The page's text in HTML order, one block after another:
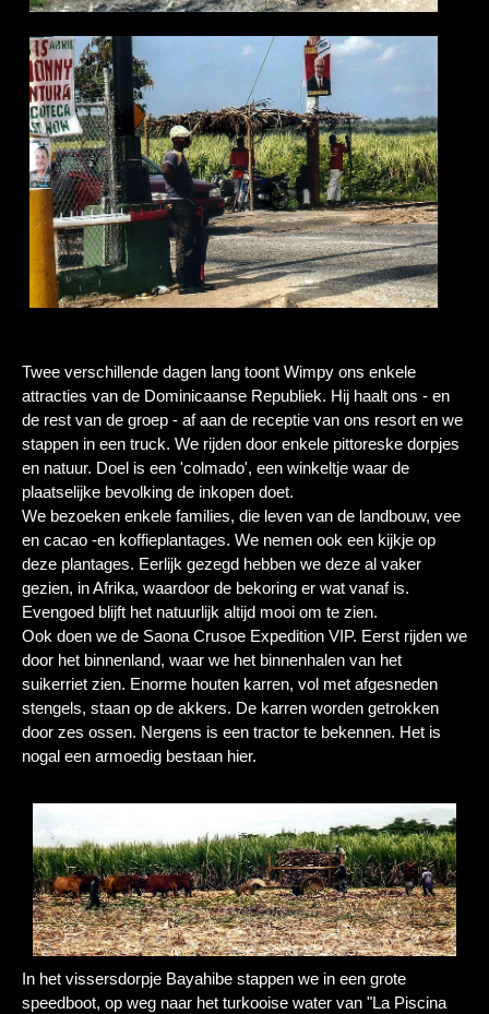
Twee verschillende dagen lang toont Wimpy ons enkele
attracties van de Dominicaanse Republiek. Hij haalt ons - en
de rest van de groep - af aan de receptie van ons resort en we
stappen in een truck. We rijden door enkele pittoreske dorpjes
en natuur. Doel is een 'colmado', een winkeltje waar de
plaatselijke bevolking de inkopen doet.
We bezoeken enkele families, die leven van de landbouw, vee
en cacao -en koffieplantages. We nemen ook een kijkje op
deze plantages. Eerlijk gezegd hebben we deze al vaker
gezien, in Afrika, waardoor de bekoring er wat vanaf is.
Evengoed blijft het natuurlijk altijd mooi om te zien.
Ook doen we de Saona Crusoe Expedition VIP. Eerst rijden we
door het binnenland, waar we het binnenhalen van het
suikerriet zien. Enorme houten karren, vol met afgesneden
stengels, staan op de akkers. De karren worden getrokken
door zes ossen. Nergens is een tractor te bekennen. Het is
nogal een armoedig bestaan hier.
In het vissersdorpje Bayahibe stappen we in een grote
speedboot, op weg naar het turkooise water van "La Piscina